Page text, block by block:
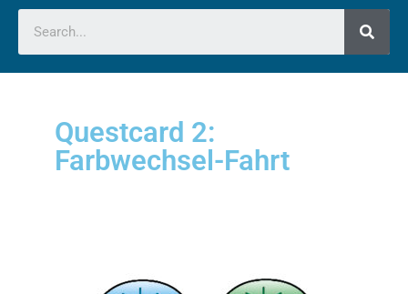
Questcard 2:
Farbwechsel-Fahrt